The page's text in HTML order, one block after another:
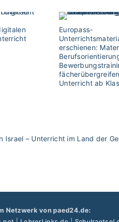
Europass-
erschienen:
Unterricht ab
Israel – Unterricht im Land der
Netzwerk von paed24.de: